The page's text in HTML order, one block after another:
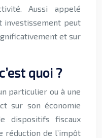
Aussi appelé
investissement peut
et sur
quoi ?
particulier ou à une
sur son économie
dispositifs fiscaux
réduction de l’impôt